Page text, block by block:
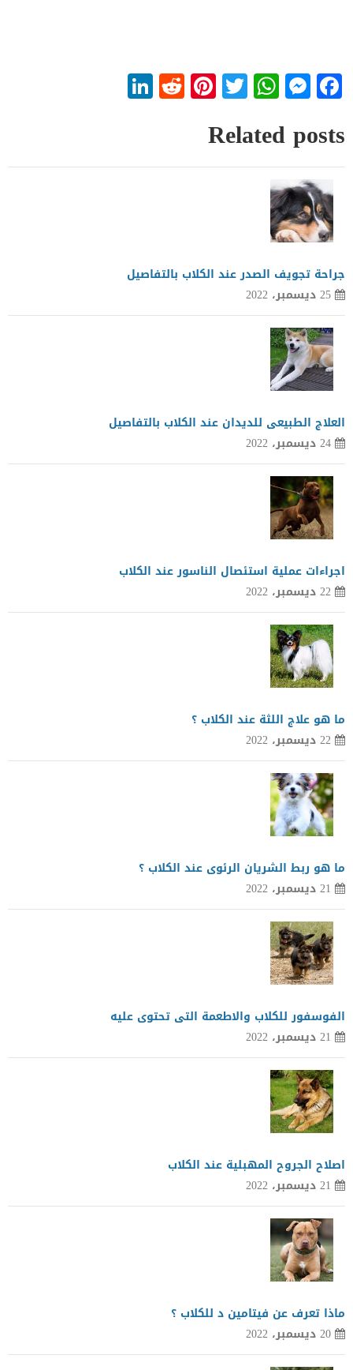
Facebook
Messenger
WhatsApp
Twitter
Pinterest
Reddit
Related posts
جراحة تجويف الصدر عند الكلاب بالتفاصيل
25 ديسمبر، 2022
العلاج الطبيعى للديدان عند الكلاب بالتفاصيل
24 ديسمبر، 2022
اجراءات عملية استئصال الناسور عند الكلاب
22 ديسمبر، 2022
ما هو علاج اللثة عند الكلاب ؟
22 ديسمبر، 2022
ما هو ربط الشريان الرئوى عند الكلاب ؟
21 ديسمبر، 2022
الفوسفور للكلاب والاطعمة التى تحتوى عليه
21 ديسمبر، 2022
اصلاح الجروح المهبلية عند الكلاب
21 ديسمبر، 2022
ماذا تعرف عن فيتامين د للكلاب ؟
20 ديسمبر، 2022